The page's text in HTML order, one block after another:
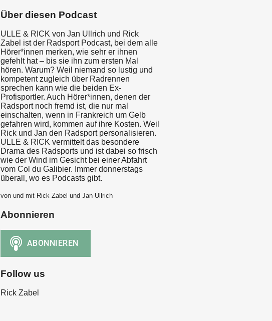
Über diesen Podcast
ULLE & RICK von Jan Ullrich und Rick
Zabel ist der Radsport Podcast, bei dem alle
Hörer*innen merken, wie sehr er ihnen
gefehlt hat – bis sie ihn zum ersten Mal
hören. Warum? Weil niemand so lustig und
kompetent zugleich über Radrennen
sprechen kann wie die beiden Ex-
Profisportler. Auch Hörer*innen, denen der
Radsport noch fremd ist, die nur mal
einschalten, wenn in Frankreich um Gelb
gefahren wird, kommen auf ihre Kosten. Weil
Rick und Jan den Radsport personalisieren.
ULLE & RICK vermittelt das besondere
Drama des Radsports und ist dabei so frisch
wie der Wind im Gesicht bei einer Abfahrt
vom Col du Galibier. Immer donnerstags
überall, wo es Podcasts gibt.
von und mit Rick Zabel und Jan Ullrich
Abonnieren
Follow us
Rick Zabel